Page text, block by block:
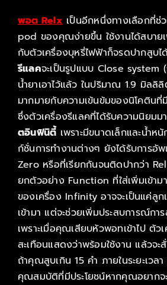
พอต Relxเป็นอีกหนึ่งทางเลือกที่ช่
pod ของคุณง่ายขึ้น ใช้งานได้สบาย
กับตัวเครื่องบุหรี่ไฟฟ้าก็จรดปากสูบ
รีแลคจะเป็นรูปแบบ Close system
น้ำยาเอาไว้แล้ว ในปริมาณ 1.9 มิลลิ
มากมายกับความเข้นข้มของนิโคตินที่
ซึ่งตัวเครื่องรีแลคที่ได้รับความนิยม
ตอินฟินิตี้ เพราะมีขนาดเล็กและน้ำห
ก์ชั่นการทำงานต่างๆ ยังได้รับการอั
Zero หรือที่เรียกกันจนติดปากว่า
ยกตัวอย่าง Function ที่ใส่เพิ่มเข้าม
ของเครื่อง Infinity อาจจะเป็นแค่ลูก
เข้ามา แต่จะช่วยเพิ่มประสบการณ์ก
เพราะเมื่อคุณเสียบหัวพอทเข้าไป ตัว
สะเทือนแสดงว่าพร้อมใช้งาน แล้วจ
ถ้าคุณสูบเกิน 15 คำ ภายในระยะเวล
คุณสมบัติที่มีประโยชน์หากคุณอยากจ